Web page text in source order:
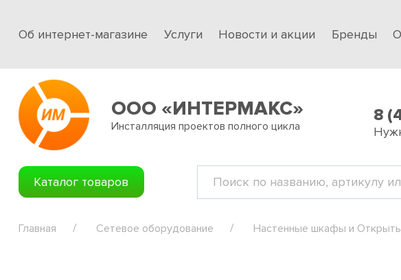
Об интернет-магазине Услуги Новости и акции Бренды
ООО «ИНТЕРМАКС»
Инсталляция проектов полного цикла
8
Каталог товаров
Главная Сетевое оборудование Настенные шкафы и